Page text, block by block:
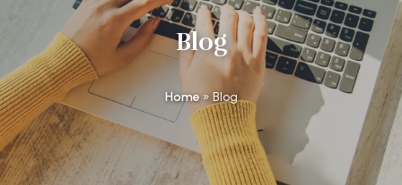
Blog
Home» Blog